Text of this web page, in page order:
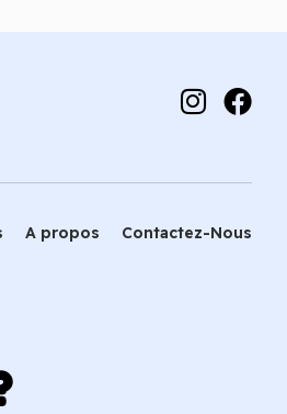
A propos Contactez-Nous